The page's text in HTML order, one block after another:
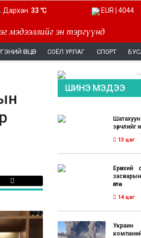
мэдээллийг эн тэргүүнд
Дархан: 33 ℃ EUR | 4044
ӨНЦӨГ СОЁЛ УРЛАГ СПОРТ
ШИНЭ МЭДЭЭ
зөрчлийг
13 цаг
өглөө
14 цаг